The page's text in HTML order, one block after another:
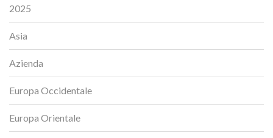
2025
Asia
Azienda
Europa Occidentale
Europa Orientale